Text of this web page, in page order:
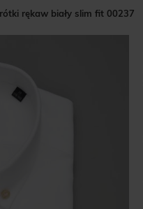
rękaw biały slim fit 00237